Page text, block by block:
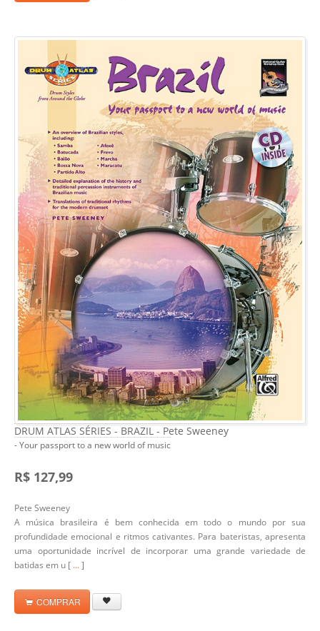
DRUM ATLAS SÉRIES - BRAZIL - Pete Sweeney
- Your passport to a new world of music
R$ 127,99
Pete Sweeney
A música brasileira é bem conhecida em todo o mundo por sua
profundidade emocional e ritmos cativantes. Para bateristas, apresenta
uma oportunidade incrível de incorporar uma grande variedade de
batidas em u [ ...]
COMPRAR